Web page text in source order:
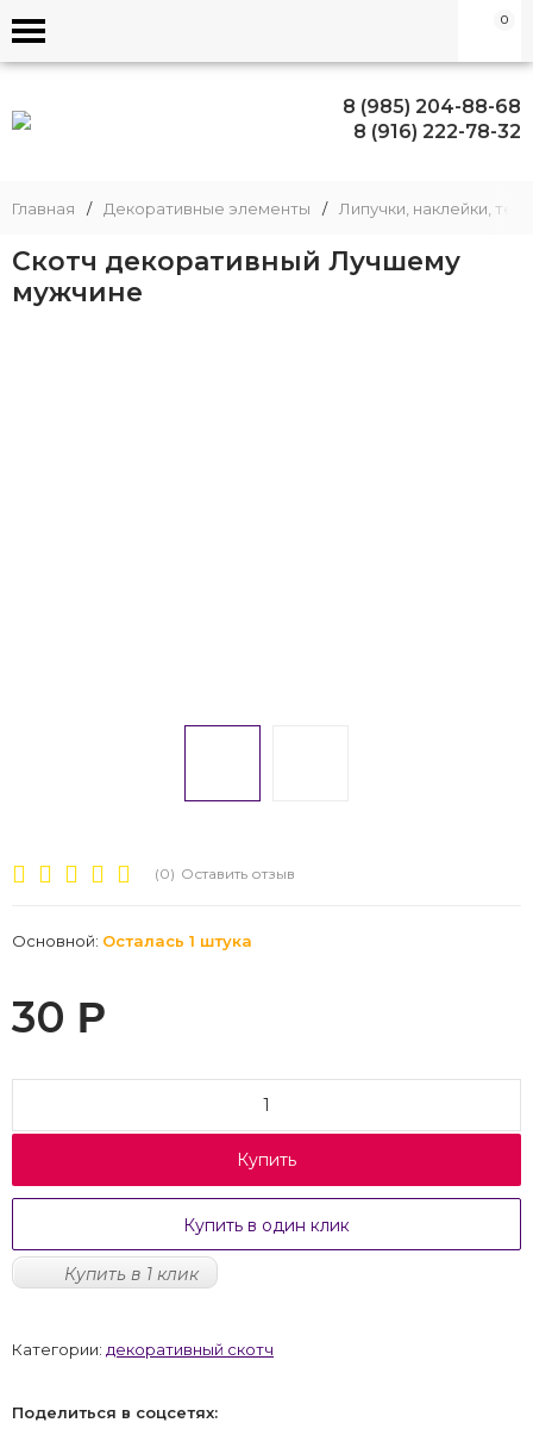
0
8 (985) 204-88-68
8 (916) 222-78-32
Главная / Декоративные элементы / Липучки, наклейки,
Скотч декоративный Лучшему
мужчине
(0) Оставить отзыв
Основной: Осталась 1 штука
30 Р
Купить
Купить в один клик
Купить в 1 клик
Категории: декоративный скотч
Поделиться в соцсетях: